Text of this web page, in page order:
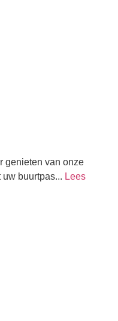
genieten van onze
buurtpas... Lees